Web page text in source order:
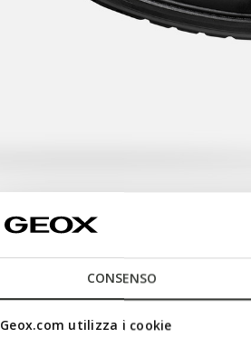
CONSENSO
Geox.com utilizza i cookie